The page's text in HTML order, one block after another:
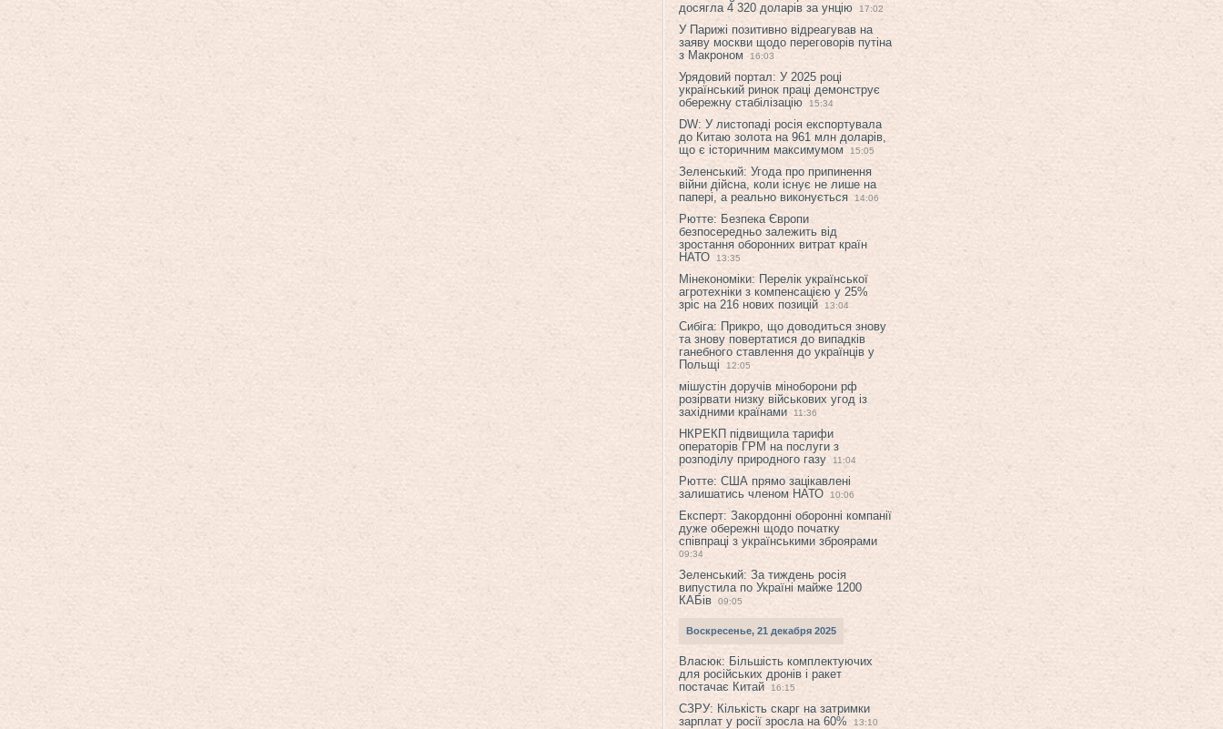
досягла 4 320 доларів за унцію
17:02
У Парижі позитивно відреагував на
заяву москви щодо переговорів путіна
з Макроном
16:03
Урядовий портал: У 2025 році
український ринок праці демонструє
обережну стабілізацію
15:34
DW: У листопаді росія експортувала
до Китаю золота на 961 млн доларів,
що є історичним максимумом
15:05
Зеленський: Угода про припинення
війни дійсна, коли існує не лише на
папері, а реально виконується
14:06
Рютте: Безпека Європи
безпосередньо залежить від
зростання оборонних витрат країн
НАТО
13:35
Мінекономіки: Перелік української
агротехніки з компенсацією у 25%
зріс на 216 нових позицій
13:04
Сибіга: Прикро, що доводиться знову
та знову повертатися до випадків
ганебного ставлення до українців у
Польщі
12:05
мішустін доручів міноборони рф
розірвати низку військових угод із
західними країнами
11:36
НКРЕКП підвищила тарифи
операторів ГРМ на послуги з
розподілу природного газу
11:04
Рютте: США прямо зацікавлені
залишатись членом НАТО
10:06
Експерт: Закордонні оборонні компанії
дуже обережні щодо початку
співпраці з українськими зброярами
09:34
Зеленський: За тиждень росія
випустила по Україні майже 1200
КАБів
09:05
Воскресенье, 21 декабря 2025
Власюк: Більшість комплектуючих
для російських дронів і ракет
постачає Китай
16:15
СЗРУ: Кількість скарг на затримки
зарплат у росії зросла на 60%
13:10